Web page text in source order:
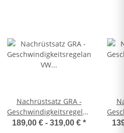
Nachrüstsatz GRA -
Geschwindigkeitsregelanlage
VW Sharan Typ 7N ab
189,00 € - 319,00 € *